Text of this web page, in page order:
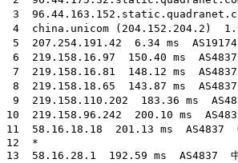
3
4  china.unicom (204.152.204.2)  1.06
5  207.254.191.42  6.34 ms  AS19174
6  219.158.16.97  150.40 ms  AS4837
7  219.158.16.81  148.12 ms  AS4837
8  219.158.18.65  143.87 ms  AS4837
9  219.158.110.202  183.36 ms
10  219.158.96.242  200.10 ms
11  58.16.18.18  201.13 ms  AS4837
12  *
13  58.16.28.1  192.59 ms  AS4837  中